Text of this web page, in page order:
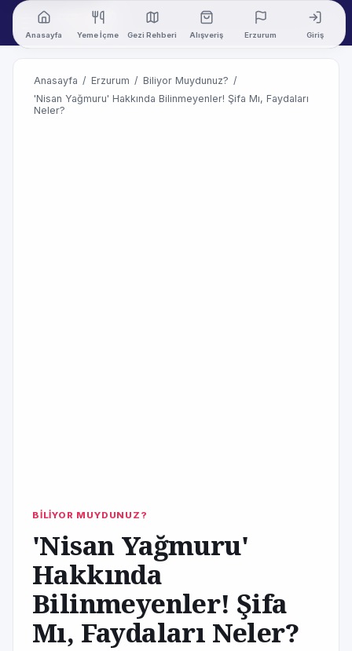
Anasayfa Yeme İçme Gezi Rehberi Alışveriş Erzurum Giriş
Anasayfa / Erzurum / Biliyor Muydunuz? /
'Nisan Yağmuru' Hakkında Bilinmeyenler! Şifa Mı, Faydaları
Neler?
BİLİYOR MUYDUNUZ?
'Nisan Yağmuru'
Hakkında
Bilinmeyenler! Şifa
Mı, Faydaları Neler?